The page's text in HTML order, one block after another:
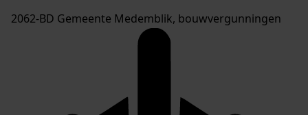
2062-BD Gemeente Medemblik, bouwvergunningen